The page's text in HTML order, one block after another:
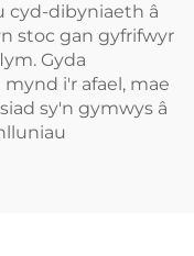
cyd-dibyniaeth â
stoc gan gyfrifwyr
Gyda
i'r afael, mae
sy'n gymwys â